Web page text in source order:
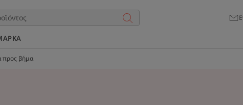
προς βήμα